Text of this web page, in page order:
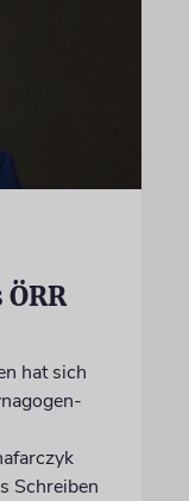
hat sich
Schreiben